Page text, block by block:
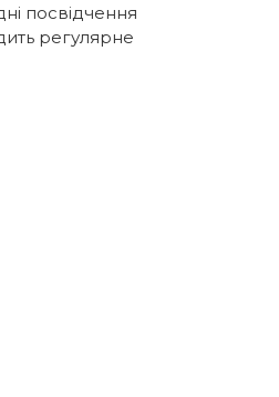
посвідчення
регулярне